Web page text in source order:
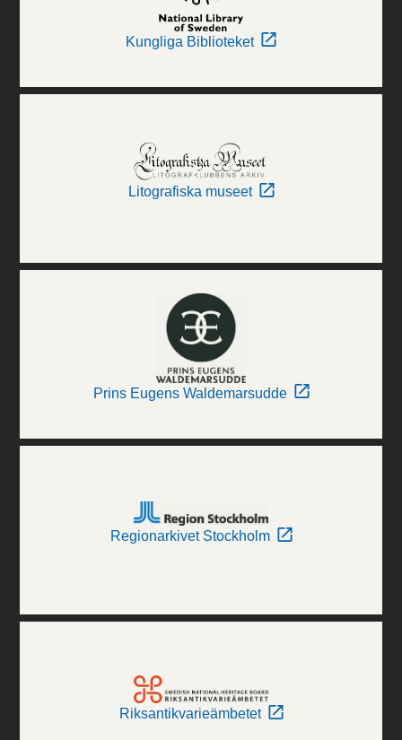
Kungliga Biblioteket
Litografiska museet
Prins Eugens Waldemarsudde
Regionarkivet Stockholm
Riksantikvarieämbetet